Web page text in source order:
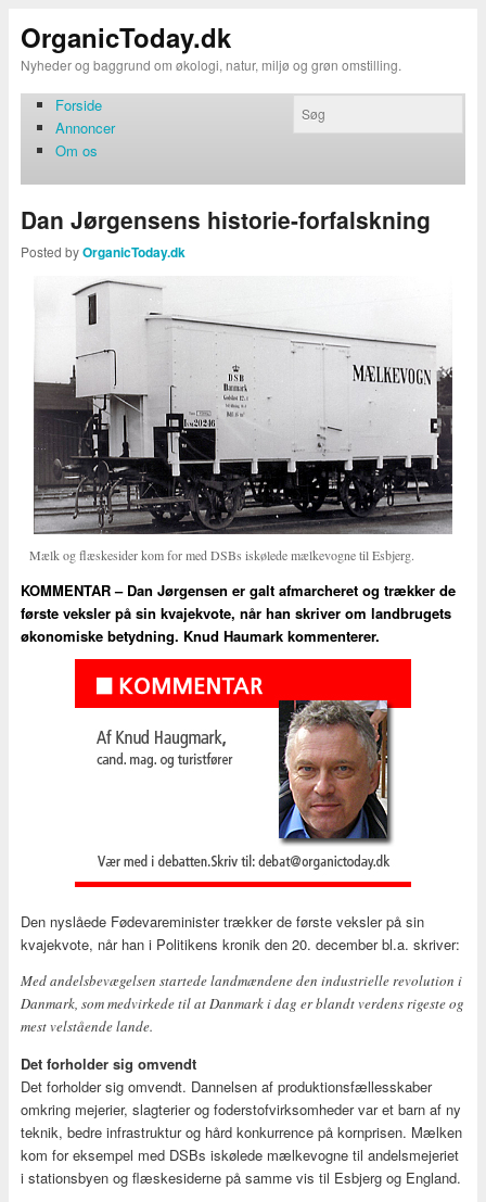
OrganicToday.dk
Nyheder og baggrund om økologi, natur, miljø og grøn omstilling.
Forside
Annoncer
Om os
Dan Jørgensens historie-forfalskning
Posted byOrganicToday.dk
Mælk og flæskesider kom for med DSBs iskølede mælkevogne til Esbjerg.
KOMMENTAR – Dan Jørgensen er galt afmarcheret og trækker de
første veksler på sin kvajekvote, når han skriver om landbrugets
økonomiske betydning. Knud Haumark kommenterer.
Den nyslåede Fødevareminister trækker de første veksler på sin
kvajekvote, når han i Politikens kronik den 20. december bl.a. skriver:
Med andelsbevægelsen startede landmændene den industrielle revolution i
Danmark, som medvirkede til at Danmark i dag er blandt verdens rigeste og
mest velstående lande.
Det forholder sig omvendt
Det forholder sig omvendt. Dannelsen af produktionsfællesskaber
omkring mejerier, slagterier og foderstofvirksomheder var et barn af ny
teknik, bedre infrastruktur og hård konkurrence på kornprisen. Mælken
kom for eksempel med DSBs iskølede mælkevogne til andelsmejeriet
i stationsbyen og flæskesiderne på samme vis til Esbjerg og England.